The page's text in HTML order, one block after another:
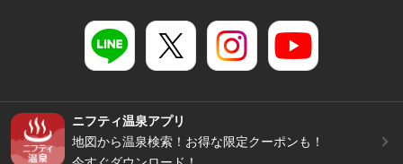
ニフティ温泉アプリ
地図から温泉検索！お得な限定クーポンも！